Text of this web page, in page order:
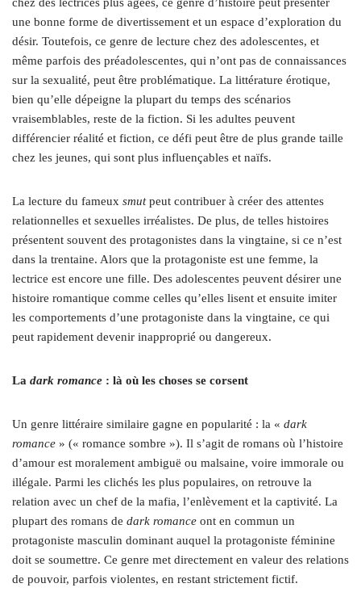
chez des lectrices plus âgées, ce genre d’histoire peut présenter
une bonne forme de divertissement et un espace d’exploration du
désir. Toutefois, ce genre de lecture chez des adolescentes, et
même parfois des préadolescentes, qui n’ont pas de connaissances
sur la sexualité, peut être problématique. La littérature érotique,
bien qu’elle dépeigne la plupart du temps des scénarios
vraisemblables, reste de la fiction. Si les adultes peuvent
différencier réalité et fiction, ce défi peut être de plus grande taille
chez les jeunes, qui sont plus influençables et naïfs.
La lecture du fameux smutpeut contribuer à créer des attentes
relationnelles et sexuelles irréalistes. De plus, de telles histoires
présentent souvent des protagonistes dans la vingtaine, si ce n’est
dans la trentaine. Alors que la protagoniste est une femme, la
lectrice est encore une fille. Des adolescentes peuvent désirer une
histoire romantique comme celles qu’elles lisent et ensuite imiter
les comportements d’une protagoniste dans la vingtaine, ce qui
peut rapidement devenir inapproprié ou dangereux.
La dark romance : là où les choses se corsent
Un genre littéraire similaire gagne en popularité : la « dark
romance » (« romance sombre »). Il s’agit de romans où l’histoire
d’amour est moralement ambiguë ou malsaine, voire immorale ou
illégale. Parmi les clichés les plus populaires, on retrouve la
relation avec un chef de la mafia, l’enlèvement et la captivité. La
plupart des romans de dark romance ont en commun un
protagoniste masculin dominant auquel la protagoniste féminine
doit se soumettre. Ce genre met directement en valeur des relations
de pouvoir, parfois violentes, en restant strictement fictif.